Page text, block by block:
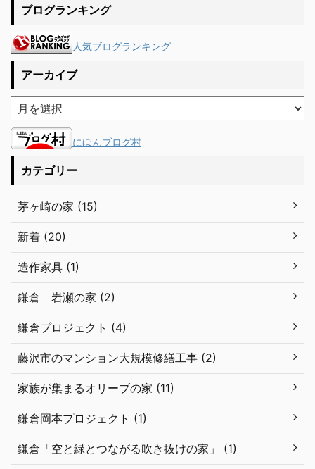
んたちに伝わり、その気持ちを ...
ブログランキング
人気ブログランキング
アーカイブ
にほんブログ村
カテゴリー
茅ヶ崎の家 (15)
新着 (20)
造作家具 (1)
鎌倉 岩瀬の家 (2)
鎌倉プロジェクト (4)
藤沢市のマンション大規模修繕工事 (2)
家族が集まるオリーブの家 (11)
鎌倉岡本プロジェクト (1)
鎌倉「空と緑とつながる吹き抜けの家」 (1)